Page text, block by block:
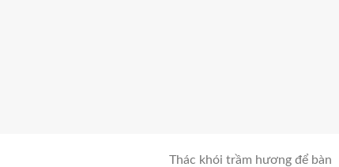
Thác khói trầm hương để bàn